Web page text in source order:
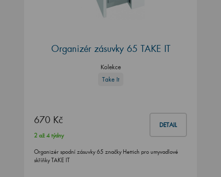
Organizér zásuvky 65 TAKE IT
Kolekce
Take It
670 Kč DETAIL
2 až 4 týdny
Organizér spodní zásuvky 65 značky Hettich pro umyvadlové
skříňky TAKE IT